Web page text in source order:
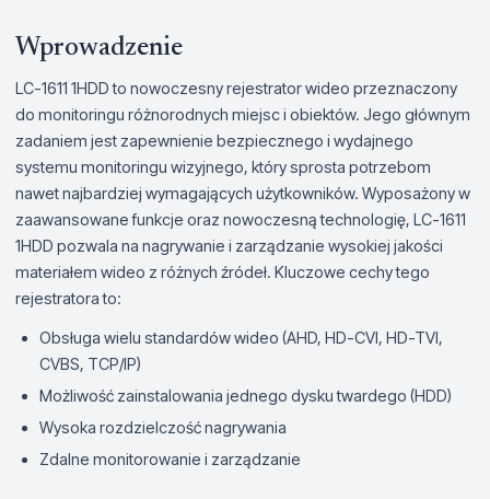
Wprowadzenie
LC-1611 1HDD to nowoczesny rejestrator wideo przeznaczony
do monitoringu różnorodnych miejsc i obiektów. Jego głównym
zadaniem jest zapewnienie bezpiecznego i wydajnego
systemu monitoringu wizyjnego, który sprosta potrzebom
nawet najbardziej wymagających użytkowników. Wyposażony w
zaawansowane funkcje oraz nowoczesną technologię, LC-1611
1HDD pozwala na nagrywanie i zarządzanie wysokiej jakości
materiałem wideo z różnych źródeł. Kluczowe cechy tego
rejestratora to:
Obsługa wielu standardów wideo (AHD, HD-CVI, HD-TVI,
CVBS, TCP/IP)
Możliwość zainstalowania jednego dysku twardego (HDD)
Wysoka rozdzielczość nagrywania
Zdalne monitorowanie i zarządzanie